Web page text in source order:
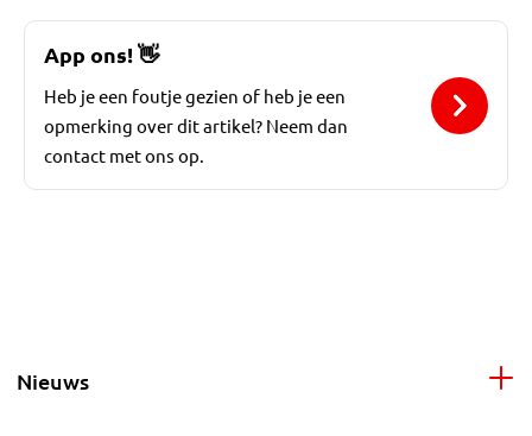
App ons!👋
Heb je een foutje gezien of heb je een
opmerking over dit artikel? Neem dan
contact met ons op.
Nieuws